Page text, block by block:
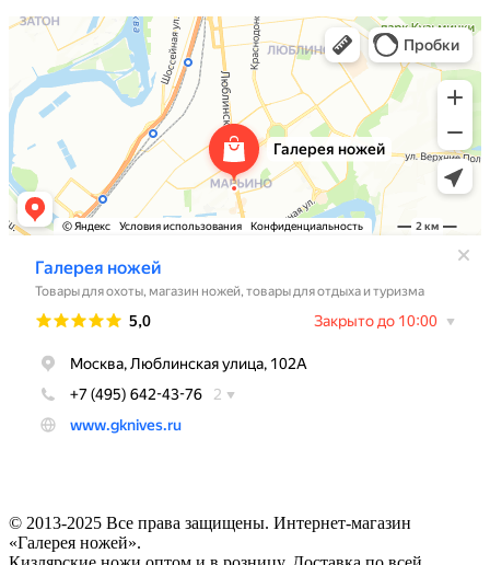
© 2013-2025 Все права защищены. Интернет-магазин
«Галерея ножей».